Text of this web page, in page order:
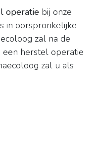
operatie bij onze
in oorspronkelijke
zal na de
een herstel operatie
zal u als